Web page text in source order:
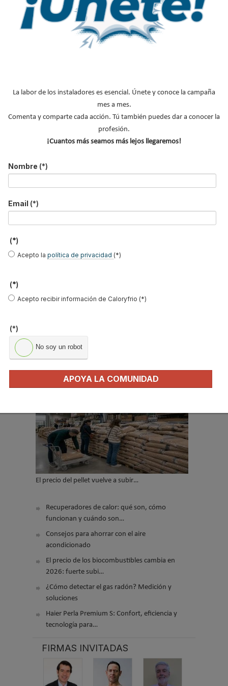
colectores y puesta en marcha
Suscríbete a
nuestros boletines
ACTUALIDAD DEL SECTOR
Ocupación *
Enviar
El precio del pellet vuelve a subir…
Recuperadores de calor: qué son, cómo
funcionan y cuándo son…
Consejos para ahorrar con el aire
acondicionado
El precio de los biocombustibles cambia en
2026: fuerte subi…
¿Cómo detectar el gas radón? Medición y
soluciones
Haier Perla Premium S: Confort, eficiencia y
tecnología para…
FIRMAS INVITADAS
La labor de los instaladores es esencial. Únete y conoce la campaña
mes a mes.
Comenta y comparte cada acción. Tú también puedes dar a conocer la
profesión.
¡Cuantos más seamos más lejos llegaremos!
Nombre (*)
Email (*)
(*)
Acepto la política de privacidad (*)
(*)
Acepto recibir información de Caloryfrio (*)
(*)
No soy un robot
APOYA LA COMUNIDAD